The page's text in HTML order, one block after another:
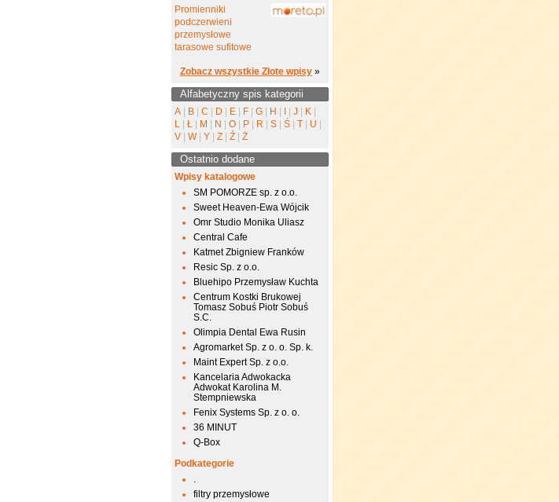
Promienniki
podczerwieni
przemysłowe
tarasowe sufitowe
Zobacz wszystkie Złote wpisy »
Alfabetyczny spis kategorii
A B C D E F G H J K
L
Ł M N O P R S Ś T U
V
W Y Z Ź Ż
Ostatnio dodane
Wpisy katalogowe
SM POMORZE sp. z o.o.
Sweet Heaven-Ewa Wójcik
Omr Studio Monika Uliasz
Central Cafe
Katmet Zbigniew Franków
Resic Sp. z o.o.
Bluehipo Przemysław Kuchta
Centrum Kostki Brukowej
Tomasz Sobuś Piotr Sobuś
S.C.
Olimpia Dental Ewa Rusin
Agromarket Sp. z o. o. Sp. k.
Maint Expert Sp. z o.o.
Kancelaria Adwokacka
Adwokat Karolina M.
Stempniewska
Fenix Systems Sp. z o. o.
36 MINUT
Q-Box
Podkategorie
.
filtry przemysłowe